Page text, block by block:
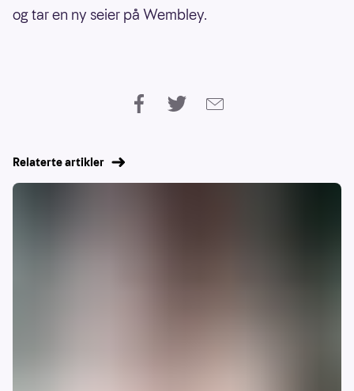
og tar en ny seier på Wembley.
Relaterte artikler